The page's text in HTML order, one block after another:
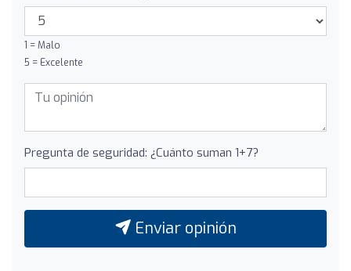
1 = Malo
5 = Excelente
Pregunta de seguridad: ¿Cuánto suman 1+7?
Enviar opinión